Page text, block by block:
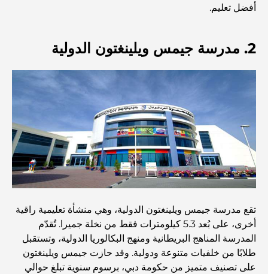
صورها
الدليل الأمثل لمطاعم الطعام الفاخر في نخلة جميرا
اكتشف أفضل وجبة إفطار في منطقة الخليج التجاري، دبي
المستشفيات الحكومية في دبي: رعاية صحية شاملة للجميع
أغلى سيارة لامبورغيني على الإطلاق: قائمة هواة الجمع
أغلى مدارس جيمس في دبي: دليل شامل للآباء
أفضل المدارس القريبة من داماك هيلز 2: دليل للعائلات
أفضل تعليم.
2. مدرسة جيمس ويلينغتون الدولية
تقع مدرسة جيمس ويلينغتون الدولية، وهي منشأة تعليمية راقية
أخرى، على بُعد 5.3 كيلومترات فقط من نخلة جميرا. تُقدّم
المدرسة المناهج البريطانية ومنهج البكالوريا الدولية، وتستقبل
طلابًا من خلفيات متنوعة ودولية. وقد حازت جيمس ويلينغتون
على تصنيف متميز من حكومة دبي، برسوم سنوية تبلغ حوالي